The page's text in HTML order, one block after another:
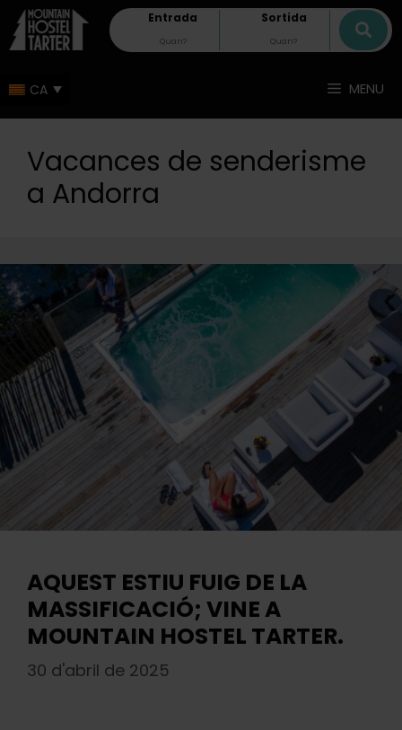
Entrada Sortida
MENU
Vacances de senderisme
a Andorra
AQUEST ESTIU FUIG DE LA
MASSIFICACIÓ; VINE A
MOUNTAIN HOSTEL TARTER.
30 d'abril de 2025